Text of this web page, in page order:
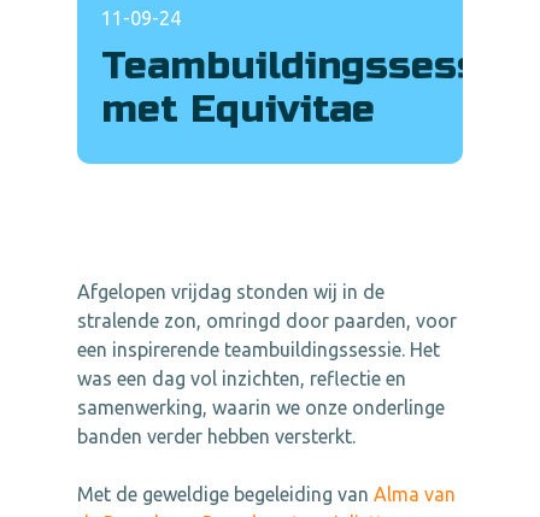
11-09-24
Teambuildingssessie
met Equivitae
Afgelopen vrijdag stonden wij in de
stralende zon, omringd door paarden, voor
een inspirerende teambuildingssessie. Het
was een dag vol inzichten, reflectie en
samenwerking, waarin we onze onderlinge
banden verder hebben versterkt.
Met de geweldige begeleiding vanAlma van